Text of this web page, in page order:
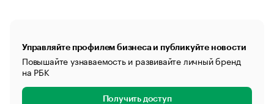
Управляйте профилем бизнеса и публикуйте новости
Повышайте узнаваемость и развивайте личный бренд
на РБК
Получить доступ